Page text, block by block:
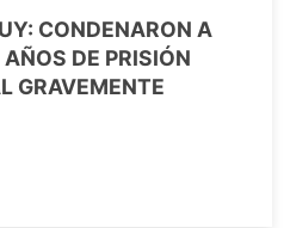
CONDENARON A
DE PRISIÓN
GRAVEMENTE